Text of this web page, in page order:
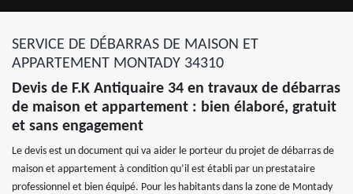
SERVICE DE DÉBARRAS DE MAISON ET
APPARTEMENT MONTADY 34310
Devis de F.K Antiquaire 34 en travaux de débarras
de maison et appartement : bien élaboré, gratuit
et sans engagement
Le devis est un document qui va aider le porteur du projet de débarras de
maison et appartement à condition qu’il est établi par un prestataire
professionnel et bien équipé. Pour les habitants dans la zone de Montady